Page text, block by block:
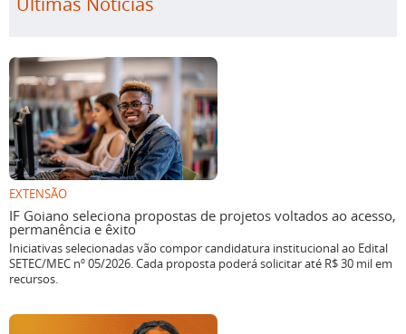
EXTENSÃO
IF Goiano seleciona propostas de projetos voltados ao acesso,
permanência e êxito
Iniciativas selecionadas vão compor candidatura institucional ao Edital
SETEC/MEC nº 05/2026. Cada proposta poderá solicitar até R$ 30 mil em
recursos.